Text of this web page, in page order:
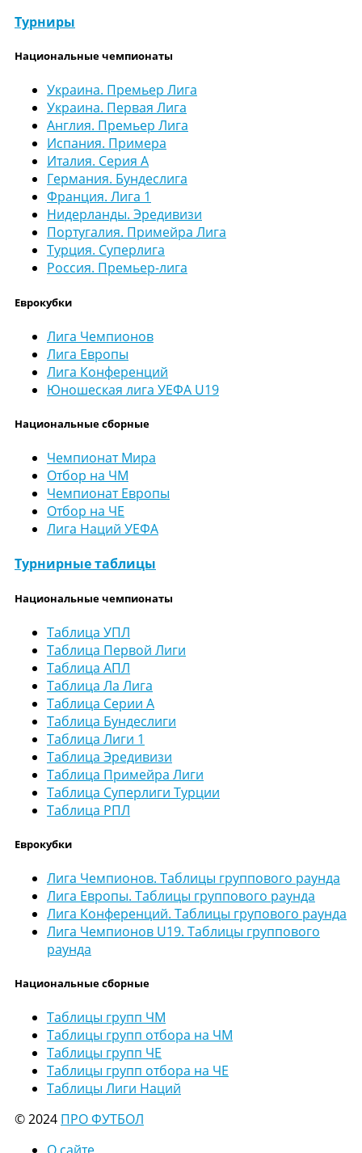
Турниры
Национальные чемпионаты
Украина. Премьер Лига
Украина. Первая Лига
Англия. Премьер Лига
Испания. Примера
Италия. Серия А
Германия. Бундеслига
Франция. Лига 1
Нидерланды. Эредивизи
Португалия. Примейра Лига
Турция. Суперлига
Россия. Премьер-лига
Еврокубки
Лига Чемпионов
Лига Европы
Лига Конференций
Юношеская лига УЕФА U19
Национальные сборные
Чемпионат Мира
Отбор на ЧМ
Чемпионат Европы
Отбор на ЧЕ
Лига Наций УЕФА
Турнирные таблицы
Национальные чемпионаты
Таблица УПЛ
Таблица Первой Лиги
Таблица АПЛ
Таблица Ла Лига
Таблица Серии А
Таблица Бундеслиги
Таблица Лиги 1
Таблица Эредивизи
Таблица Примейра Лиги
Таблица Суперлиги Турции
Таблица РПЛ
Еврокубки
Лига Чемпионов. Таблицы группового раунда
Лига Европы. Таблицы группового раунда
Лига Конференций. Таблицы групового раунда
Лига Чемпионов U19. Таблицы группового
раунда
Национальные сборные
Таблицы групп ЧМ
Таблицы групп отбора на ЧМ
Таблицы групп ЧЕ
Таблицы групп отбора на ЧЕ
Таблицы Лиги Наций
© 2024 ПРО ФУТБОЛ